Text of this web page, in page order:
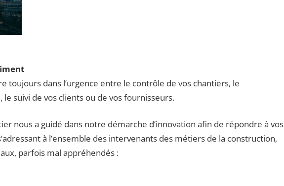
toujours dans l’urgence entre le contrôle de vos chantiers, le
suivi de vos clients ou de vos fournisseurs.
nous a guidé dans notre démarche d’innovation afin de répondre à vos
à l’ensemble des intervenants des métiers de la construction,
parfois mal appréhendés :